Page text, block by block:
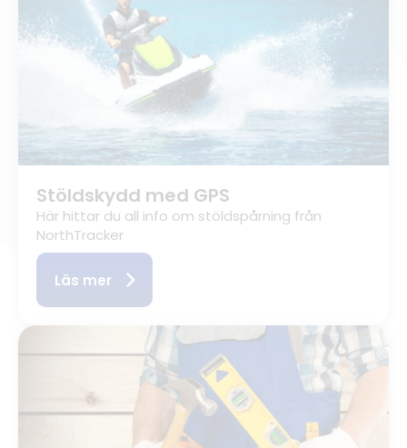
Stöldskydd med GPS
Här hittar du all info om stöldspårning från
NorthTracker
Läs mer